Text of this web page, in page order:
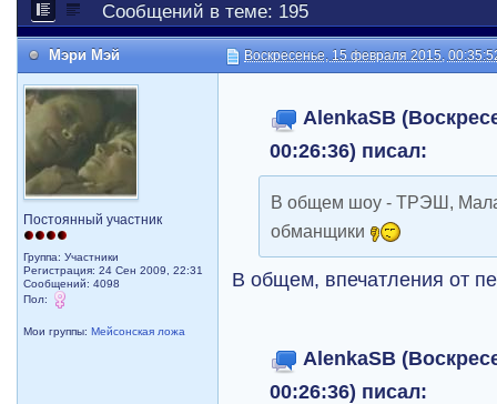
Сообщений в теме: 195
Мэри Мэй Воскресенье, 15 февраля 2015,
Постоянный участник
Группа: Участники
Регистрация: 24 Сен 2009, 22:31
Сообщений: 4098
Пол:
Мои группы:Мейсонская ложа
AlenkaSB
00:26:36) писал:
В общем шоу - ТРЭШ,
обманщики
В общем, впечатления от
AlenkaSB
00:26:36) писал: